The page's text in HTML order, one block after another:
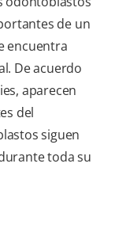
de un
encuentra
De acuerdo
aparecen
del
siguen
toda su